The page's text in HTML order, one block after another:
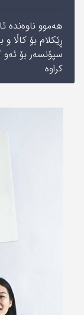
هه‌موو ناوه‌نده‌
ڕێكلام بۆ كاڵا‌
سپۆنسه‌ر بۆ ئه‌و
كراوه‌